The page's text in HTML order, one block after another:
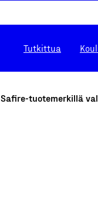
Tutkittua
Safire-tuotemerkillä